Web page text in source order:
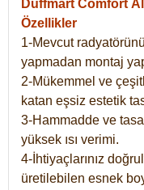
Duffmart Comfort
Özellikler
1-Mevcut
yapmadan montaj
2-Mükemmel ve
katan eşsiz estetik
3-Hammadde ve
yüksek ısı verimi.
4-İhtiyaçlarınız
üretilebilen esnek